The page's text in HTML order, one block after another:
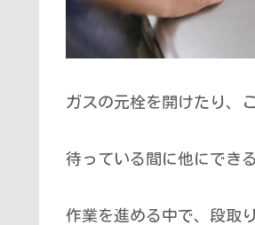
ガスの元栓を開けたり、
待っている間に他にでき
作業を進める中で、段取